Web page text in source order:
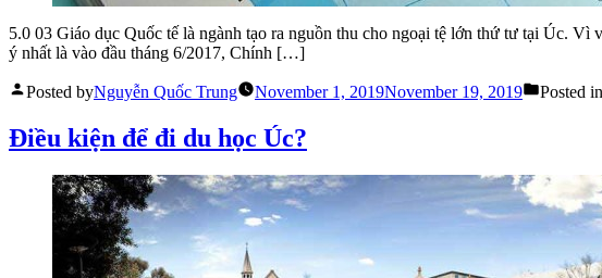
5.0 03 Giáo dục Quốc tế là ngành tạo ra nguồn thu cho ngoại tệ lớn thứ tư tại Úc.
ý nhất là vào đầu tháng 6/2017, Chính […]
Posted byNguyễn Quốc Trung November 1, 2019November 19, 2019 Posted in
Điều kiện để đi du học Úc?